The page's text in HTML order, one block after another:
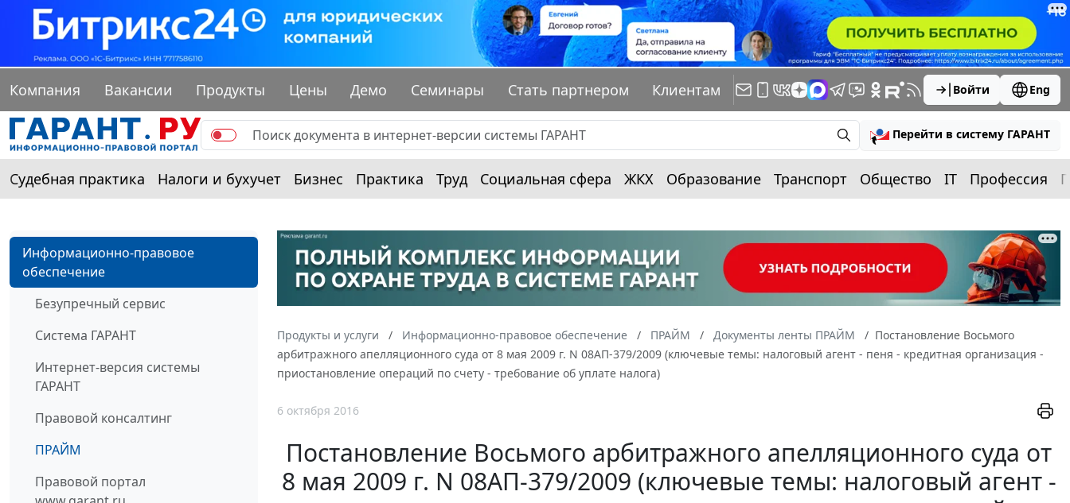
Компания Вакансии Продукты Цены Демо Семинары Стать партнером Клиентам Войти Eng
Перейти в систему ГАРАНТ
Судебная практика Налоги и бухучет Бизнес Практика Труд Социальная сфера ЖКХ Образование Транспорт Общество IT Профессия
Информационно-правовое
обеспечение
Безупречный сервис
Система ГАРАНТ
Интернет-версия системы
ГАРАНТ
Правовой консалтинг
ПРАЙМ
Правовой портал
Продукты и услуги Информационно-правовое обеспечение ПРАЙМ Документы ленты ПРАЙМ
Постановление Восьмого
арбитражного апелляционного суда от 8 мая 2009 г. N 08АП-379/2009 (ключевые темы: налоговый агент - пеня - кредитная организация -
приостановление операций по счету - требование об уплате налога)
6 октября 2016
Постановление Восьмого арбитражного апелляционного суда от
8 мая 2009 г. N 08АП-379/2009 (ключевые темы: налоговый агент -